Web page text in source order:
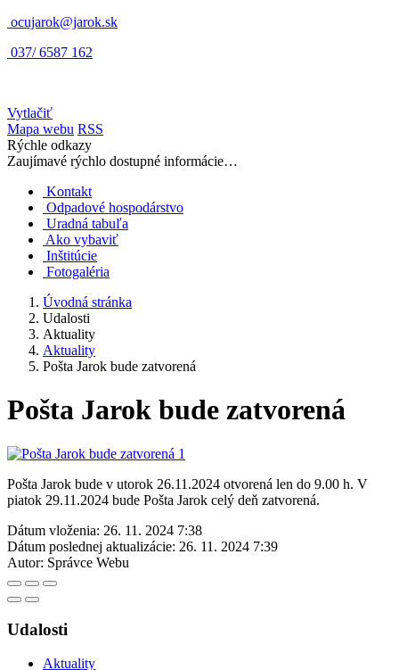
ocujarok@jarok.sk
037/ 6587 162
Vytlačiť
Mapa webu RSS
Rýchle odkazy
Zaujímavé rýchlo dostupné informácie…
Kontakt
Odpadové hospodárstvo
Uradná tabuľa
Ako vybaviť
Inštitúcie
Fotogaléria
Úvodná stránka
Udalosti
Aktuality
Aktuality
Pošta Jarok bude zatvorená
Pošta Jarok bude zatvorená
Pošta Jarok bude v utorok 26.11.2024 otvorená len do 9.00 h. V
piatok 29.11.2024 bude Pošta Jarok celý deň zatvorená.
Dátum vloženia: 26. 11. 2024 7:38
Dátum poslednej aktualizácie: 26. 11. 2024 7:39
Autor: Správce Webu
Udalosti
Aktuality